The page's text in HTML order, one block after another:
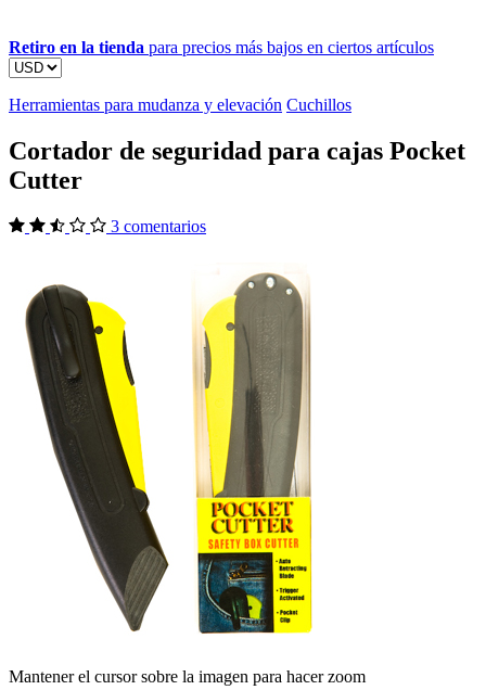
Retiro en la tienda para precios más bajos en ciertos artículos
Herramientas para mudanza y elevación Cuchillos
Cortador de seguridad para cajas Pocket
Cutter
3 comentarios
Mantener el cursor sobre la imagen para hacer zoom